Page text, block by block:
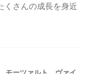
くさんの成長を身近